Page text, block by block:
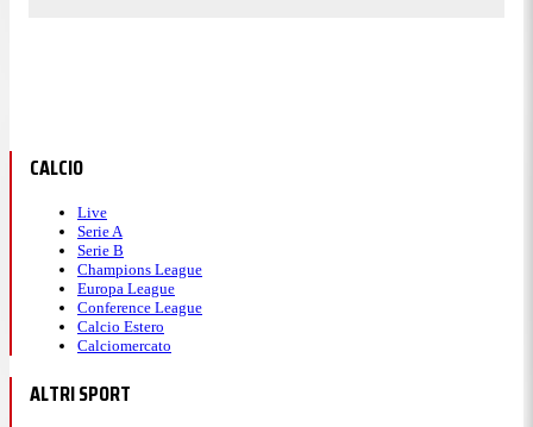
CALCIO
Live
Serie A
Serie B
Champions League
Europa League
Conference League
Calcio Estero
Calciomercato
ALTRI SPORT